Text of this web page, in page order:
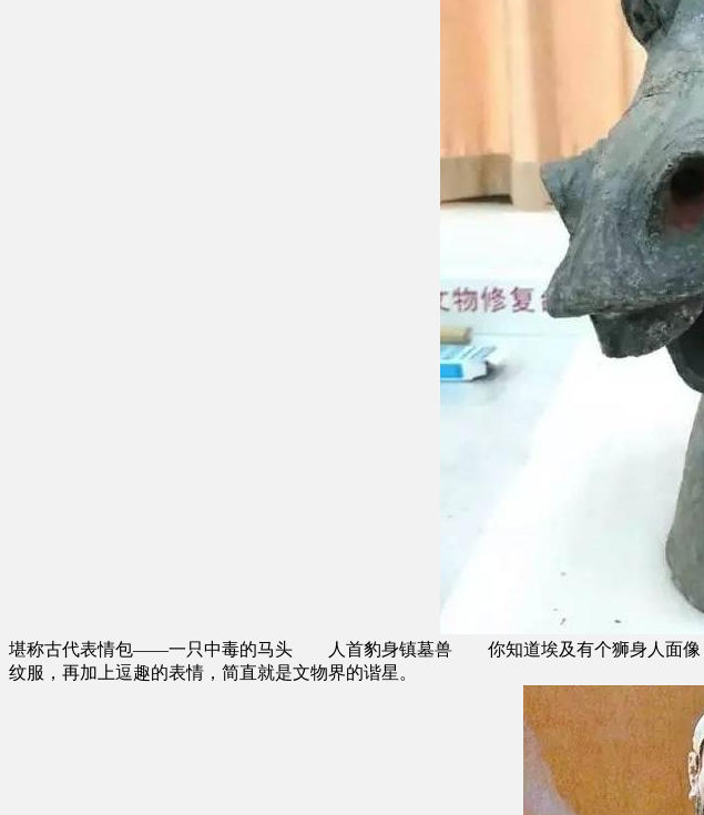
堪称古代表情包——一只中毒的马头 人首豹身镇墓兽 你知道埃及有个狮身人面像，
纹服，再加上逗趣的表情，简直就是文物界的谐星。